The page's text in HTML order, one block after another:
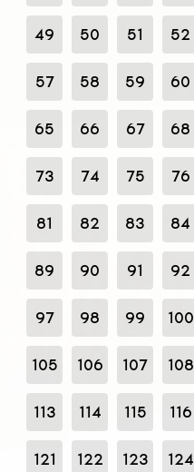
49 50 51 52
57 58 59 60
65 66 67 68
73 74 75 76
81 82 83 84
89 90 91 92
97 98 99 100
105 106 107 108
113 114 115 116
121 122 123 124